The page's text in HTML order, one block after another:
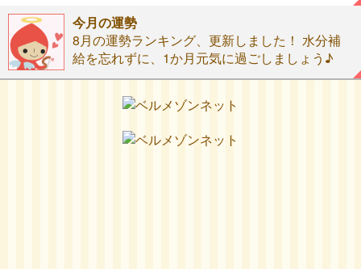
今月の運勢
8月の運勢ランキング、更新しました！ 水分補
給を忘れずに、1か月元気に過ごしましょう♪